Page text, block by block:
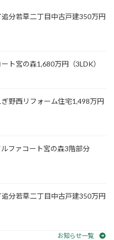
分若草二丁目中古戸建350万円
ト宮の森1,680万円（3LDK）
野西リフォーム住宅1,498万円
ファコート宮の森3階部分
分若草二丁目中古戸建350万円
お知らせ一覧